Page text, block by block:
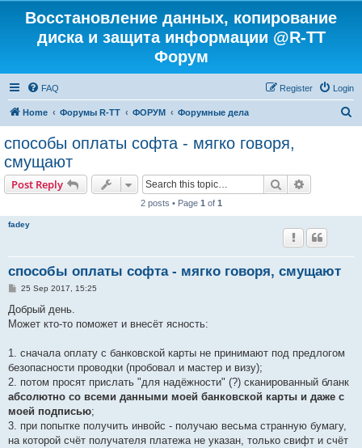
Восстановление данных, копирование
диска и защита информации @R-TT
Форум
FAQ Login
Register
Home Форумы R-TT ФОРУМ Форумные дела
способы оплаты софта - мягко говоря,
смущают
Post Reply Search
2 posts • Page 1 of 1
fadey
способы оплаты софта - мягко говоря, смущают
P
s
25 Sep 2017, 15:25
Добрый день.
Может кто-то поможет и внесёт ясность:
1. сначала оплату с банковской карты не принимают под предлогом
безопасности проводки (пробовал и мастер и визу);
2. потом просят прислать "для надёжности" (?) сканированный бланк
абсолютно со всеми данными моей банковской карты и даже с
моей подписью;
3. при попытке получить инвойс - получаю весьма странную бумагу,
на которой счёт получателя платежа не указан, только свифт и счёт